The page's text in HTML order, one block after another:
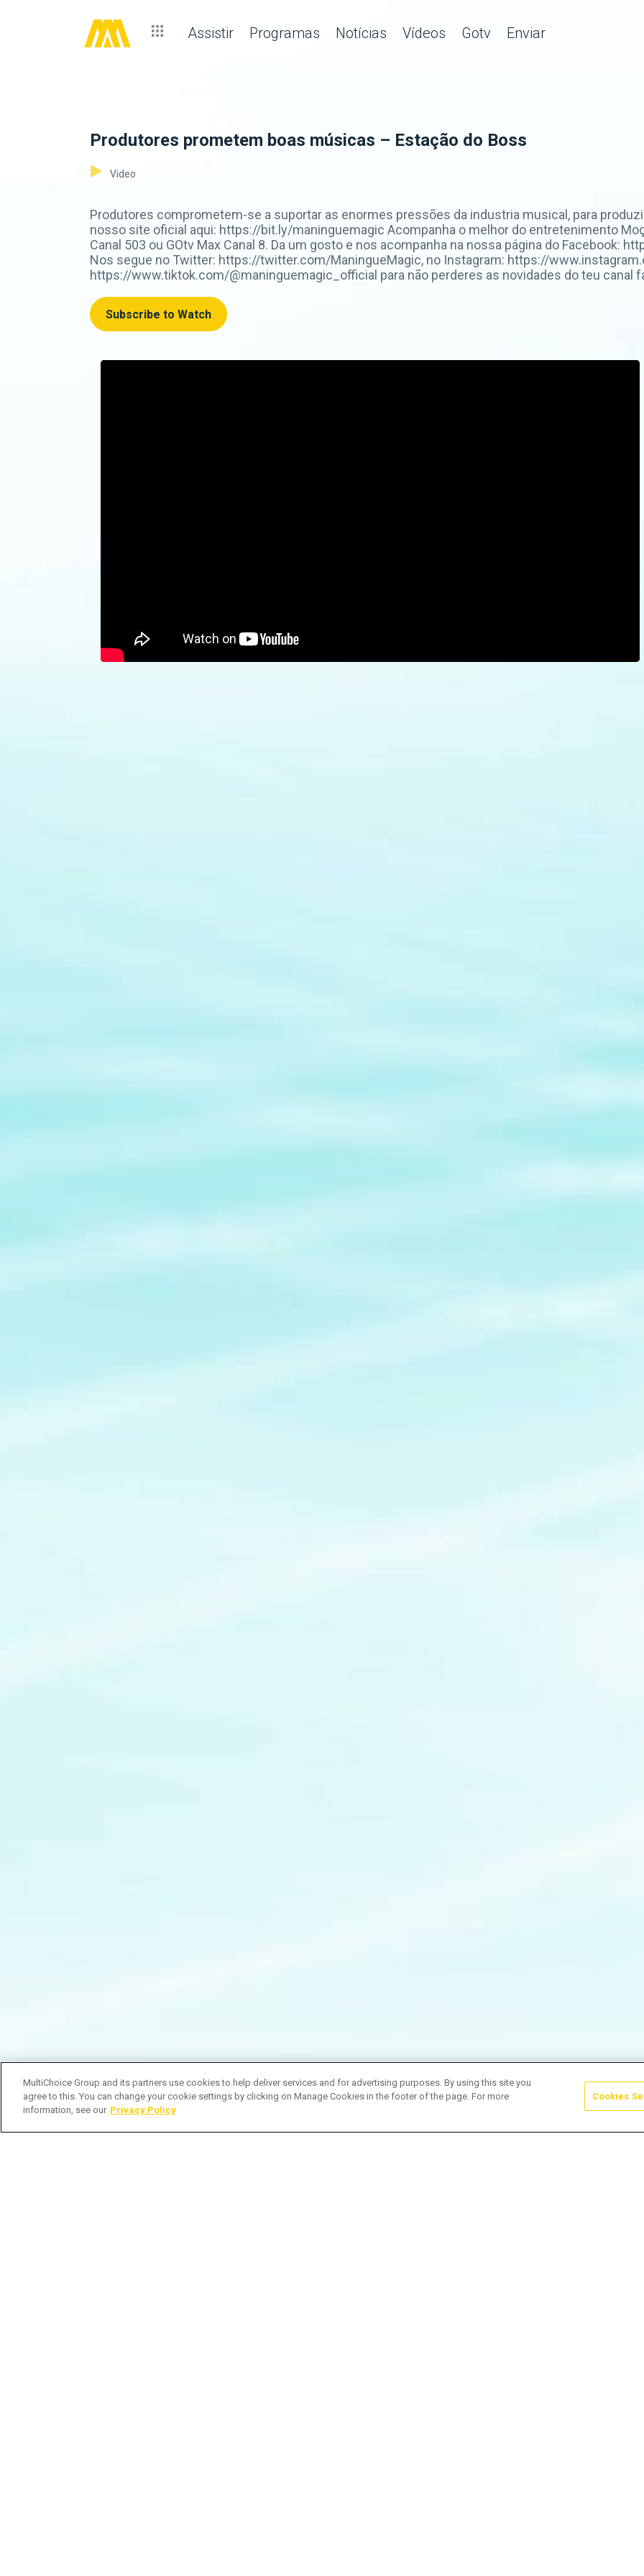
Assistir Programas Notícias Vídeos Gotv Enviar
Produtores prometem boas músicas – Estação do Boss
Video
Produtores comprometem-se a suportar as enormes pressões da industria musical, para
nosso site oficial aqui: https://bit.ly/maninguemagic Acompanha o melhor do entretenimento
Canal 503 ou GOtv Max Canal 8. Da um gosto e nos acompanha na nossa página do Facebook:
Nos segue no Twitter: https://twitter.com/ManingueMagic, no Instagram: https://
https://www.tiktok.com/@maninguemagic_official para não perderes as novidades do teu canal
Subscribe to Watch
MultiChoice Group and its partners use cookies to help deliver services and for advertising purposes. By using this site you
agree to this. You can change your cookie settings by clicking on Manage Cookies in the footer of the page. For more
information, see our Privacy Policy
Cookies